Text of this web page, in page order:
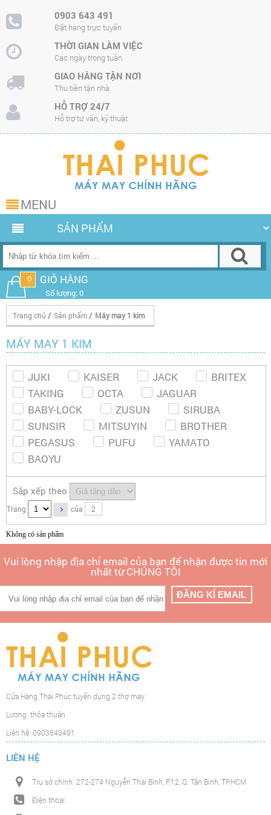
0903 643 491
Đặt hàng trực tuyến
THỜI GIAN LÀM VIỆC
Các ngày trong tuần
GIAO HÀNG TẬN NƠI
Thu tiền tận nhà
HỖ TRỢ 24/7
Hỗ trợ tư vấn, kỹ thuật
MENU
0 GIỎ HÀNG
Số lượng: 0
Trang chủ / Sản phẩm / Máy may 1 kim
MÁY MAY 1 KIM
JUKI KAISER JACK
BRITEX
TAKING
OCTA
JAGUAR
BABY-LOCK
ZUSUN
SIRUBA
SUNSIR
MITSUYIN
BROTHER
PEGASUS
PUFU
YAMATO
BAOYU
Sắp xếp theo
Trang của 2
Không có sản phẩm
Vui lòng nhập địa chỉ email của bạn để nhận được tin mới
nhất từ CHÚNG TÔI
Cửa Hàng Thái Phúc tuyển dụng 2 thợ máy.
Lương: thỏa thuận.
Liên hệ: 0903643491
LIÊN HỆ
Trụ sở chính: 272-274 Nguyễn Thái Bình, P.12, Q. Tân Bình, TP.HCM
Điện thoại: